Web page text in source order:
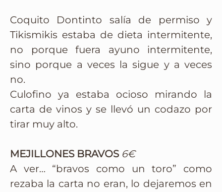
Coquito Dontinto salía de permiso y
Tikismikis estaba de dieta intermitente,
no porque fuera ayuno intermitente,
sino porque a veces la sigue y a veces
no.
Culofino ya estaba ocioso mirando la
carta de vinos y se llevó un codazo por
tirar muy alto.
MEJILLONES BRAVOS6€
A ver… “bravos como un toro” como
rezaba la carta no eran, lo dejaremos en